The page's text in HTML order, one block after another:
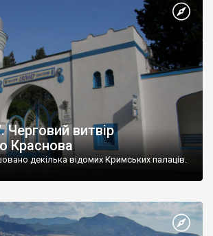
Черговий витвір
Краснова
декілька відомих Кримських палаців.